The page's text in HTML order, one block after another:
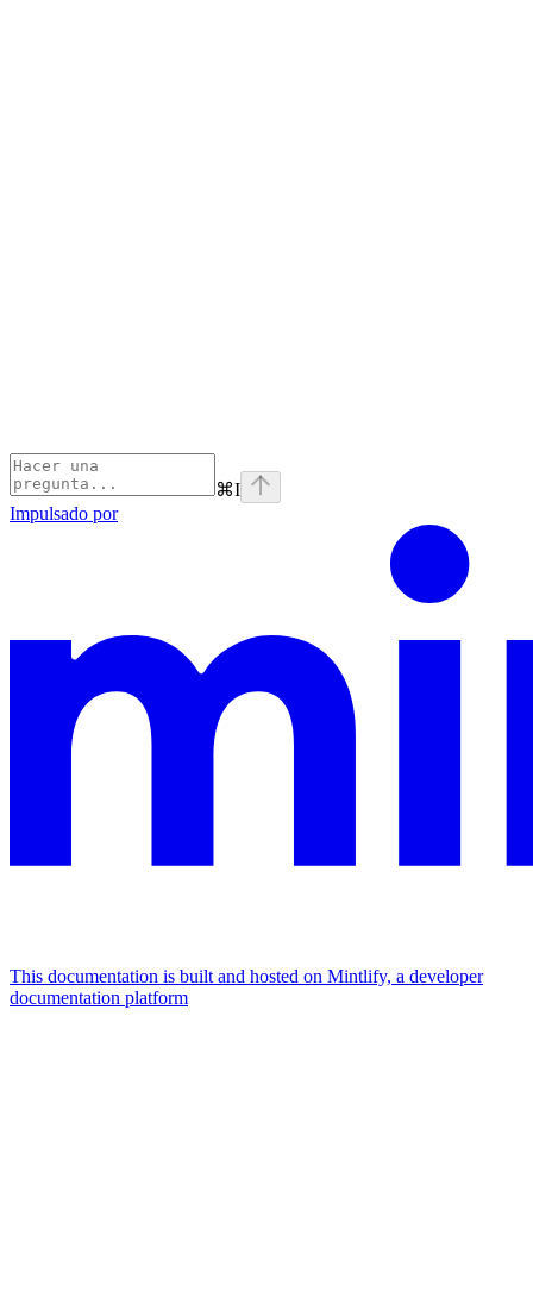
⌘I
Impulsado por
This documentation is built and hosted on Mintlify, a developer
documentation platform